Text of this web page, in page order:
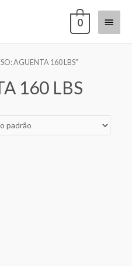
0
AGUENTA 160 LBS”
160 LBS